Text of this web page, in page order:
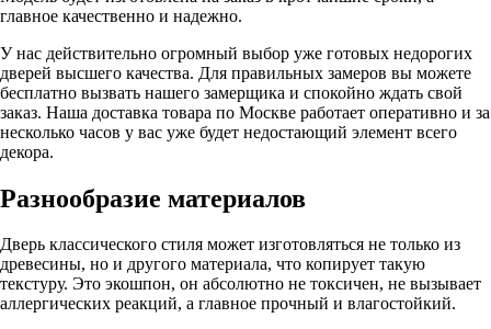
Мокко
Мускат
Орех
орех файн-лайн
Перла